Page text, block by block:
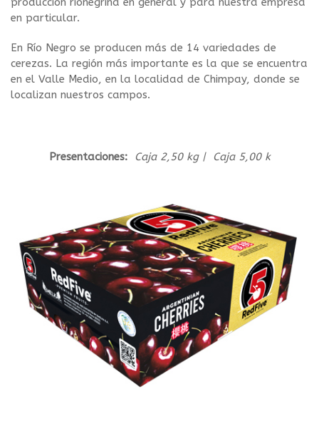
en particular.
En Río Negro se producen más de 14 variedades de
cerezas. La región más importante es la que se encuentra
en el Valle Medio, en la localidad de Chimpay, donde se
localizan nuestros campos.
Presentaciones: Caja 2,50 kg | Caja 5,00 k